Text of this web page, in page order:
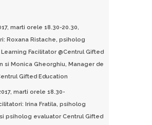
marti orele 18.30-20.30,
Roxana Ristache, psiholog
Facilitator @Centrul Gifted
si Monica Gheorghiu, Manager de
Gifted Education
marti orele 18.30-
Irina Fratila, psiholog
psiholog evaluator Centrul Gifted